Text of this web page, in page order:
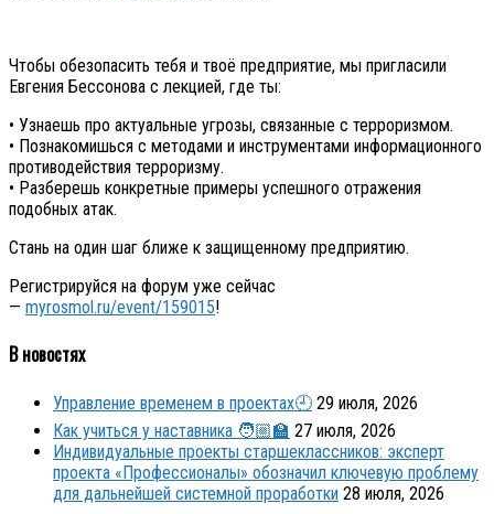
Чтобы обезопасить тебя и твоё предприятие, мы пригласили
Евгения Бессонова с лекцией, где ты:
• Узнаешь про актуальные угрозы, связанные с терроризмом.
• Познакомишься с методами и инструментами информационного
противодействия терроризму.
• Разберешь конкретные примеры успешного отражения
подобных атак.
Стань на один шаг ближе к защищенному предприятию.
Регистрируйся на форум уже сейчас
— myrosmol.ru/event/159015!
В новостях
Управление временем в проектах🕘 29 июля, 2026
Как учиться у наставника 🧑🏼‍🏫 27 июля, 2026
Индивидуальные проекты старшеклассников: эксперт
проекта «Профессионалы» обозначил ключевую проблему
для дальнейшей системной проработки 28 июля, 2026